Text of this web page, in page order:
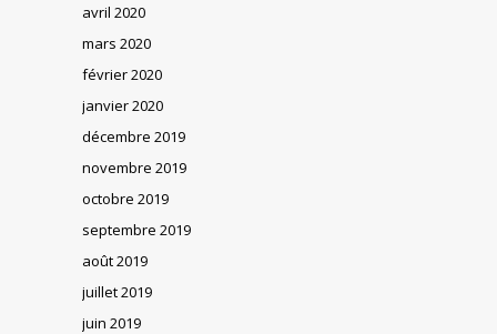
avril 2020
mars 2020
février 2020
janvier 2020
décembre 2019
novembre 2019
octobre 2019
septembre 2019
août 2019
juillet 2019
juin 2019